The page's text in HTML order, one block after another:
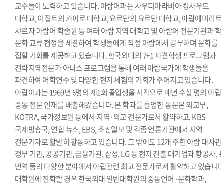
교수들이 노력하고 있습니다. 아랍어과는 사우디아라비아 킹사우드
대학교, 이집트의 카이로 대학교, 요르단의 요르단 대학교, 아랍에미리
샤르자 아랍어 학술원 등 여러 아랍 지역 대학교 및 아랍어 전문기관과
문화 교류 협정을 체결하여 학생들에게 직접 아랍에서 공부하며 문화를
접할 기회를 제공하고 있습니다. 한국외대의 7+1 파견학생 프로그램과
전략지역전문가 아너스 프로그램을 통해 여러 아랍국가에 학생들을
파견하여 어학연수 및 다양한 현지 체험의 기회가 주어지고 있습니다.
아랍어과는 1969년 6명의 제1회 졸업생을 시작으로 매년 수십 명의 아
중동 전문 인재를 배출해왔습니다. 본 학과를 졸업한 동문은 외교부,
KOTRA, 국가정보원 등에서 지역·외교 전문가로서 활약하고, KBS
국제방송국, 연합 뉴스, EBS, 조선일보 및 각종 언론기관에서 지역
전문기자로 활발히 활동하고 있습니다. 그 밖에도 12개 주한 아랍 대사
정부 기관, 공공기관, 금융기관, 삼성, LG 등 현지 진출 대기업과 항공사,
번역 등의 다양한 분야에서 아랍관련 최고 전문가로서 활약하고 있습니
대학원에 진학할 경우 한국외대 일반대학원의 중동언어·문화학과,